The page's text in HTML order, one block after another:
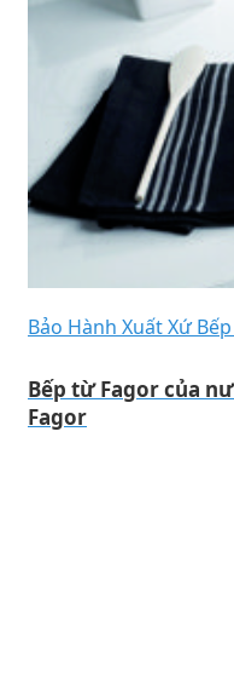
Bảo Hành Xuất Xứ
Bếp từ Fagor của
Fagor